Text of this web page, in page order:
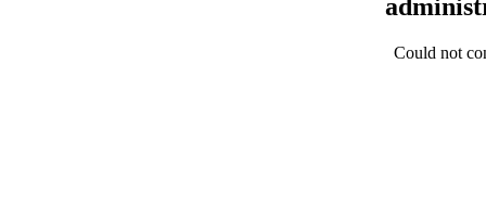
Could not